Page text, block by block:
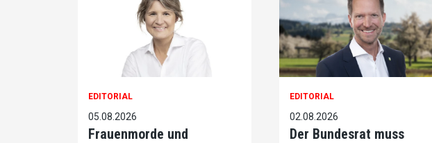
EDITORIAL
05.08.2026
Frauenmorde und
EDITORIAL
02.08.2026
Der Bundesrat muss